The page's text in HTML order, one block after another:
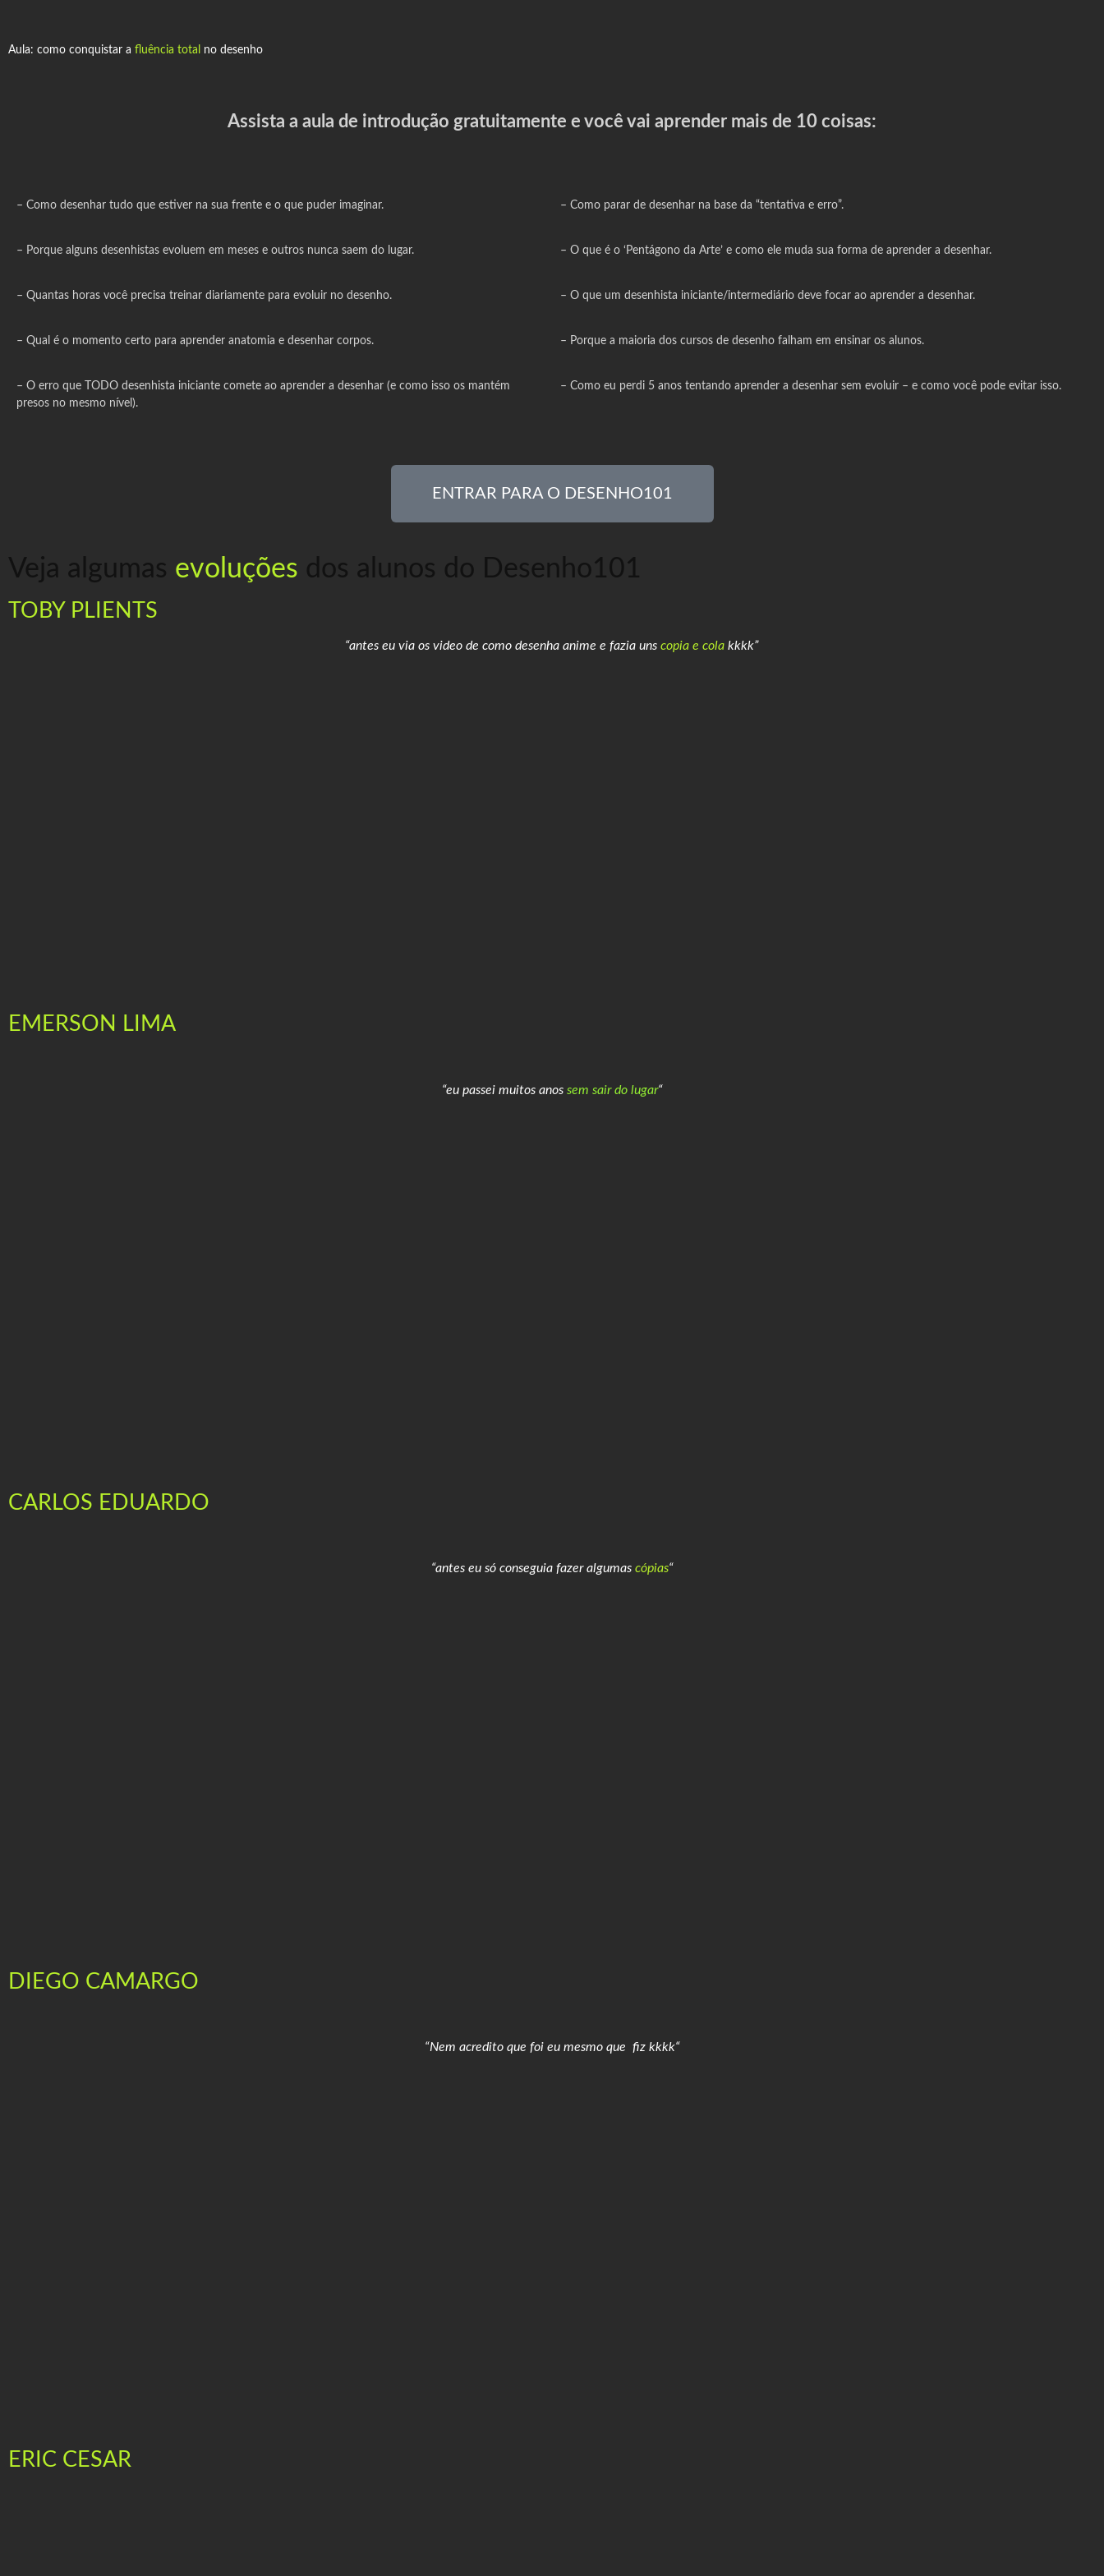
Aula: como conquistar a fluência total no desenho
Assista a aula de introdução gratuitamente e você vai aprender mais de 10 coisas:
– Como desenhar tudo que estiver na sua frente e o que puder imaginar.
– Porque alguns desenhistas evoluem em meses e outros nunca saem do lugar.
– Quantas horas você precisa treinar diariamente para evoluir no desenho.
– Qual é o momento certo para aprender anatomia e desenhar corpos.
– O erro que TODO desenhista iniciante comete ao aprender a desenhar (e como isso os mantém
presos no mesmo nível).
– Como parar de desenhar na base da “tentativa e erro”.
– O que é o ‘Pentágono da Arte’ e como ele muda sua forma de aprender a desenhar.
– O que um desenhista iniciante/intermediário deve focar ao aprender a desenhar.
– Porque a maioria dos cursos de desenho falham em ensinar os alunos.
– Como eu perdi 5 anos tentando aprender a desenhar sem evoluir – e como você pode evitar isso.
ENTRAR PARA O DESENHO101
Veja algumas evoluções dos alunos do Desenho101
TOBY PLIENTS
“antes eu via os video de como desenha anime e fazia uns copia e cola kkkk”
EMERSON LIMA
“eu passei muitos anos sem sair do lugar“
CARLOS EDUARDO
“antes eu só conseguia fazer algumas cópias“
DIEGO CAMARGO
“Nem acredito que foi eu mesmo que fiz kkkk“
ERIC CESAR